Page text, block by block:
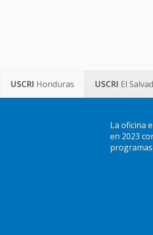
USCRI Honduras USCRI El
La oficina
en 2023